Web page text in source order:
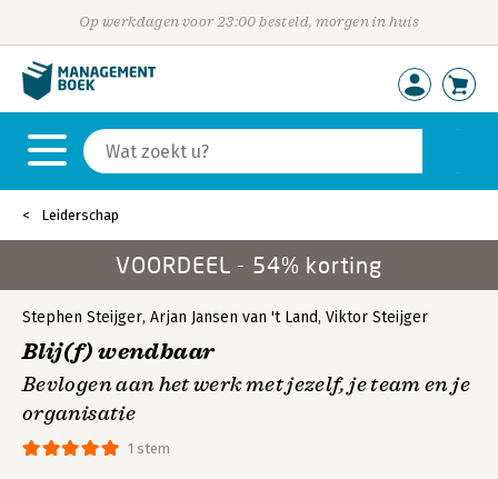
Op werkdagen voor 23:00 besteld, morgen in huis
Leiderschap
VOORDEEL - 54% korting
1 stem
Stephen Steijger, Arjan Jansen van 't Land, Viktor Steijger
Blij(f) wendbaar
Bevlogen aan het werk met jezelf, je team en je
organisatie